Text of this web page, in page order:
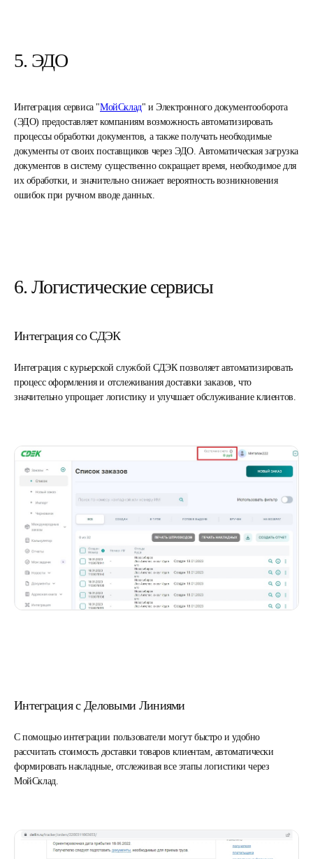
5. ЭДО
Интеграция сервиса "МойСклад" и Электронного документооборота
(ЭДО) предоставляет компаниям возможность автоматизировать
процессы обработки документов, а также получать необходимые
документы от своих поставщиков через ЭДО. Автоматическая загрузка
документов в систему существенно сокращает время, необходимое для
их обработки, и значительно снижает вероятность возникновения
ошибок при ручном вводе данных.
6. Логистические сервисы
Интеграция со СДЭК
Интеграция с курьерской службой СДЭК позволяет автоматизировать
процесс оформления и отслеживания доставки заказов, что
значительно упрощает логистику и улучшает обслуживание клиентов.
Интеграция с Деловыми Линиями
С помощью интеграции пользователи могут быстро и удобно
рассчитать стоимость доставки товаров клиентам, автоматически
формировать накладные, отслеживая все этапы логистики через
МойСклад.